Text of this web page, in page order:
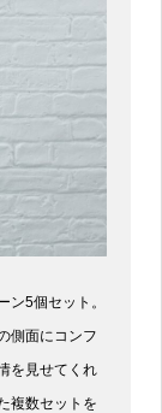
5個セット。
側面にコンフ
を見せてくれ
複数セットを